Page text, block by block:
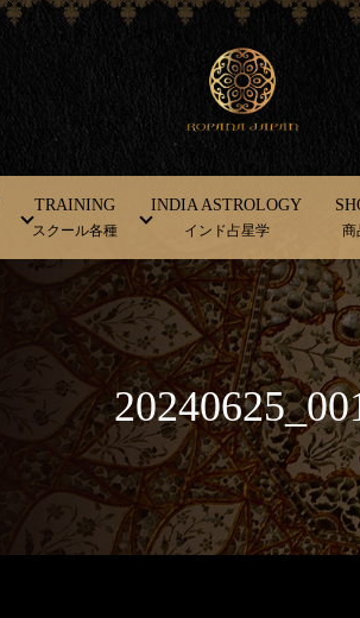
TRAINING
スクール各種
INDIA ASTROLOGY
インド占星学 商